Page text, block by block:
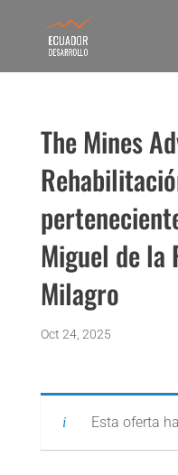
The Mines
Miguel de la
Milagro
Oct 24, 2025
Esta oferta